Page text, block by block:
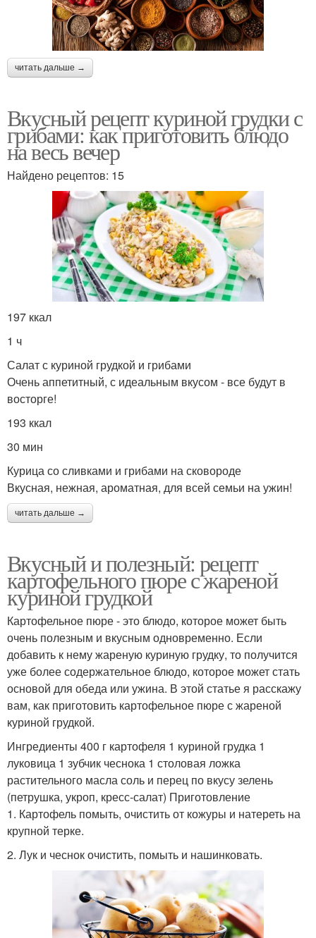
читать дальше →
Вкусный рецепт куриной грудки с
грибами: как приготовить блюдо
на весь вечер
Найдено рецептов: 15
197 ккал
1 ч
Салат с куриной грудкой и грибами
Очень аппетитный, с идеальным вкусом - все будут в
восторге!
193 ккал
30 мин
Курица со сливками и грибами на сковороде
Вкусная, нежная, ароматная, для всей семьи на ужин!
читать дальше →
Вкусный и полезный: рецепт
картофельного пюре с жареной
куриной грудкой
Картофельное пюре - это блюдо, которое может быть
очень полезным и вкусным одновременно. Если
добавить к нему жареную куриную грудку, то получится
уже более содержательное блюдо, которое может стать
основой для обеда или ужина. В этой статье я расскажу
вам, как приготовить картофельное пюре с жареной
куриной грудкой.
Ингредиенты 400 г картофеля 1 куриной грудка 1
луковица 1 зубчик чеснока 1 столовая ложка
растительного масла соль и перец по вкусу зелень
(петрушка, укроп, кресс-салат) Приготовление
1. Картофель помыть, очистить от кожуры и натереть на
крупной терке.
2. Лук и чеснок очистить, помыть и нашинковать.